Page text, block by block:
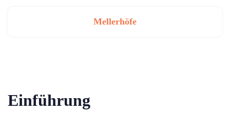
Mellerhöfe
Einführung